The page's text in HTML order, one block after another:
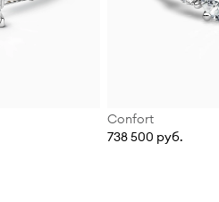
Confort
738 500 руб.